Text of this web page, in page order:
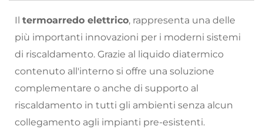
Il termoarredo elettrico, rappresenta una delle
più importanti innovazioni per i moderni sistemi
di riscaldamento. Grazie al liquido diatermico
contenuto all'interno si offre una soluzione
complementare o anche di supporto al
riscaldamento in tutti gli ambienti senza alcun
collegamento agli impianti pre-esistenti.